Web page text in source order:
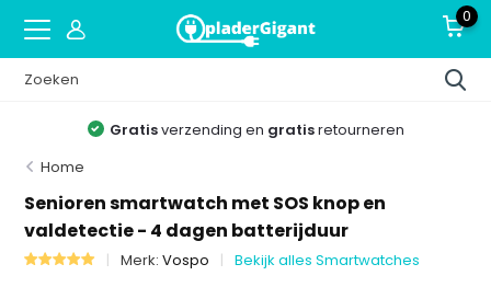
0
Gratisverzending en gratisretourneren
Home
Senioren smartwatch met SOS knop en
valdetectie - 4 dagen batterijduur
Merk:Vospo Bekijk alles Smartwatches